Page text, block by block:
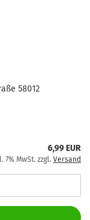
58012
6,99 EUR
7% MwSt. zzgl. Versand